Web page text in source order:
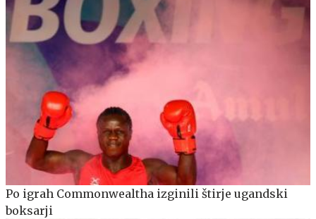
Po igrah Commonwealtha izginili štirje ugandski
boksarji